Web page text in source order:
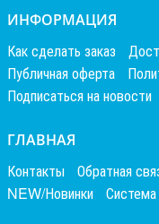
ИНФОРМАЦИЯ
Как сделать заказ
Публичная оферта
Подписаться на новости
ГЛАВНАЯ
Контакты Обратная
NEW/Новинки